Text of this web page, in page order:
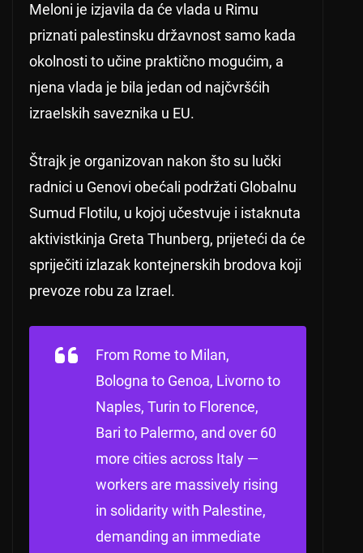
Meloni je izjavila da će vlada u Rimu
priznati palestinsku državnost samo kada
okolnosti to učine praktično mogućim, a
njena vlada je bila jedan od najčvršćih
izraelskih saveznika u EU.
Štrajk je organizovan nakon što su lučki
radnici u Genovi obećali podržati Globalnu
Sumud Flotilu, u kojoj učestvuje i istaknuta
aktivistkinja Greta Thunberg, prijeteći da će
spriječiti izlazak kontejnerskih brodova koji
prevoze robu za Izrael.
From Rome to Milan,
Bologna to Genoa, Livorno to
Naples, Turin to Florence,
Bari to Palermo, and over 60
more cities across Italy —
workers are massively rising
in solidarity with Palestine,
demanding an immediate